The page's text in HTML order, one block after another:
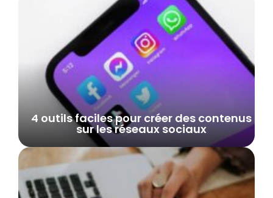
4 outils faciles pour créer des contenus
sur les réseaux sociaux